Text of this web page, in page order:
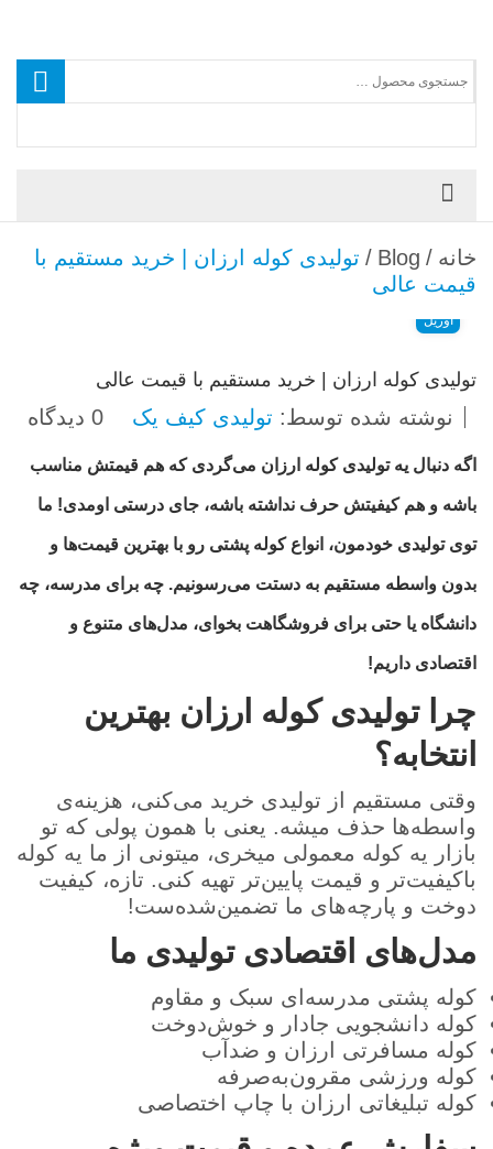
خانه /
Blog
/ تولیدی کوله ارزان | خرید مستقیم با
قیمت عالی
26
آوریل
تولیدی کوله ارزان | خرید مستقیم با قیمت عالی
نوشته شده توسط: تولیدی کیف یک 0 دیدگاه
اگه دنبال یهتولیدی کوله ارزان می‌گردی که هم قیمتش مناسب
باشه و هم کیفیتش حرف نداشته باشه، جای درستی اومدی! ما
توی تولیدی خودمون، انواع کوله پشتی رو با بهترین قیمت‌ها و
بدون واسطه مستقیم به دستت می‌رسونیم. چه برای مدرسه، چه
دانشگاه یا حتی برای فروشگاهت بخوای، مدل‌های متنوع و
اقتصادی داریم!
چرا تولیدی کوله ارزان بهترین
انتخابه؟
وقتی مستقیم از تولیدی خرید می‌کنی، هزینه‌ی
واسطه‌ها حذف میشه. یعنی با همون پولی که تو
بازار یه کوله معمولی میخری، میتونی از ما یه کوله
باکیفیت‌تر و قیمت پایین‌تر تهیه کنی. تازه، کیفیت
دوخت و پارچه‌های ما تضمین‌شده‌ست!
مدل‌های اقتصادی تولیدی ما
کوله پشتی مدرسه‌ای سبک و مقاوم
کوله دانشجویی جادار و خوش‌دوخت
کوله مسافرتی ارزان و ضدآب
کوله ورزشی مقرون‌به‌صرفه
کوله تبلیغاتی ارزان با چاپ اختصاصی